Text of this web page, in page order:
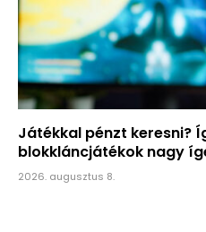
Játékkal pénzt keresni?
blokkláncjátékok nagy
2026. augusztus 8.